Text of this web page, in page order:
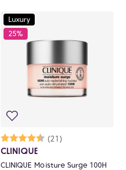
Luxury
25%
Karakter:
(21)
4.8 av 5 mulige
CLINIQUE
CLINIQUE Moisture Surge 100H